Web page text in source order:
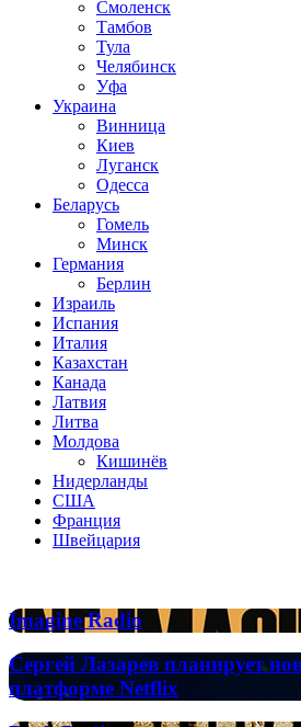
Смоленск
Тамбов
Тула
Челябинск
Уфа
Украина
Винница
Киев
Луганск
Одесса
Беларусь
Гомель
Минск
Германия
Берлин
Израиль
Испания
Италия
Казахстан
Канада
Латвия
Литва
Молдова
Кишинёв
Нидерланды
США
Франция
Швейцария
Imagine
Radio
Imagine Radio
Сергей
Лазарев
планирует
новое
Сергей Лазарев планирует
платформе Netflix